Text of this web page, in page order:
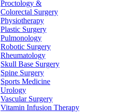
Proctology &
Colorectal Surgery
Physiotherapy
Plastic Surgery
Pulmonology
Robotic Surgery
Rheumatology
Skull Base Surgery
Spine Surgery
Sports Medicine
Urology
Vascular Surgery
Vitamin Infusion Therapy